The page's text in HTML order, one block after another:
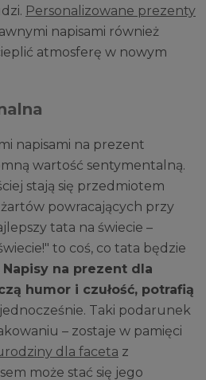
Personalizowane prezenty
napisami również
atmosferę w nowym
napisami na prezent
wartość sentymentalną.
stają się przedmiotem
powracających przy
tata na świecie –
to coś, co tata będzie
Napisy na prezent dla
humor i czułość, potrafią
jednocześnie. Taki podarunek
– zostaje w pamięci
dla faceta z
może stać się jego